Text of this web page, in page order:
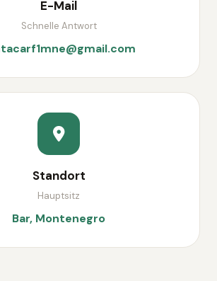
E-Mail
Schnelle Antwort
Standort
Hauptsitz
Bar, Montenegro